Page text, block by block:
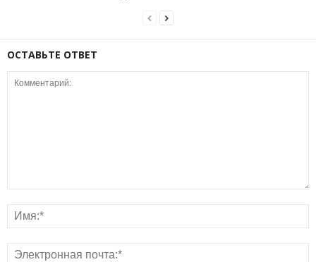
ОСТАВЬТЕ ОТВЕТ